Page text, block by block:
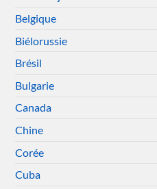
Belgique
Biélorussie
Brésil
Bulgarie
Canada
Chine
Corée
Cuba